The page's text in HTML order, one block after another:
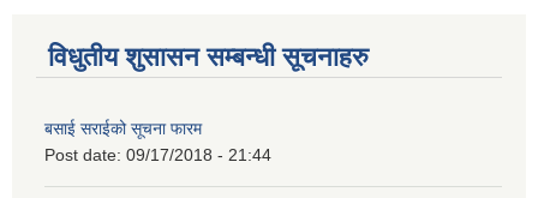
विधुतीय शुसासन सम्बन्धी सूचनाहरु
बसाई सराईको सूचना फारम
Post date: 09/17/2018 - 21:44